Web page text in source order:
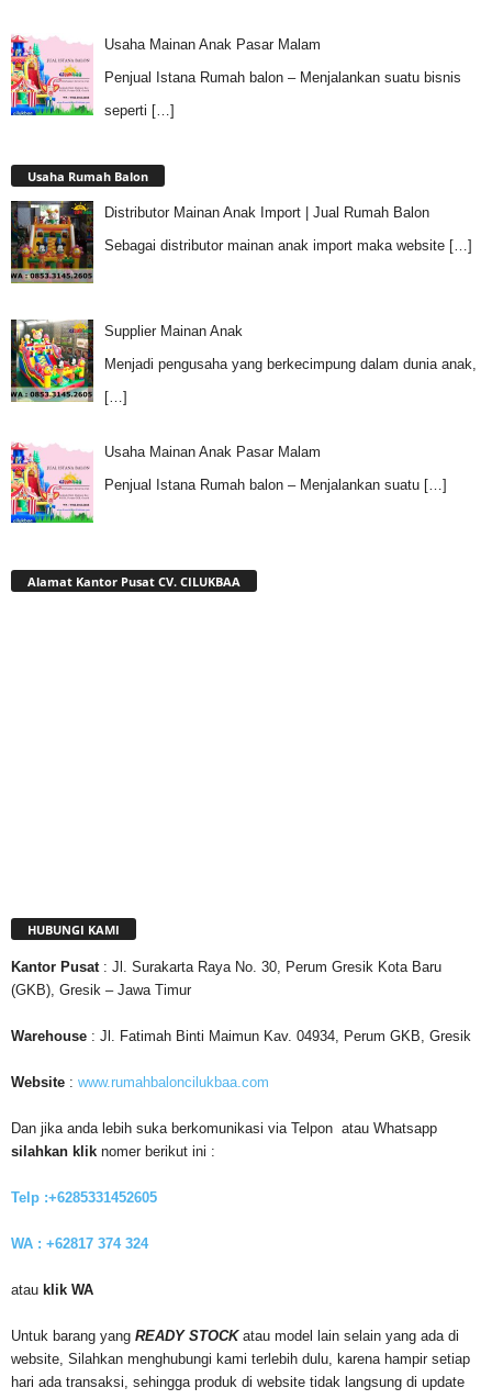
Usaha Mainan Anak Pasar Malam
Penjual Istana Rumah balon – Menjalankan suatu bisnis
seperti […]
Usaha Rumah Balon
Distributor Mainan Anak Import | Jual Rumah Balon
Sebagai distributor mainan anak import maka website […]
Supplier Mainan Anak
Menjadi pengusaha yang berkecimpung dalam dunia anak,
[…]
Usaha Mainan Anak Pasar Malam
Penjual Istana Rumah balon – Menjalankan suatu […]
Alamat Kantor Pusat CV. CILUKBAA
HUBUNGI KAMI
Kantor Pusat: Jl. Surakarta Raya No. 30, Perum Gresik Kota Baru
(GKB), Gresik – Jawa Timur
Warehouse : Jl. Fatimah Binti Maimun Kav. 04934, Perum GKB, Gresik
Website : www.rumahbaloncilukbaa.com
Dan jika anda lebih suka berkomunikasi via Telpon atau Whatsapp
silahkan klik nomer berikut ini :
Telp :+6285331452605
WA : +62817 374 324
atau klik WA
Untuk barang yang READY STOCKatau model lain selain yang ada di
website, Silahkan menghubungi kami terlebih dulu, karena hampir setiap
hari ada transaksi, sehingga produk di website tidak langsung di update